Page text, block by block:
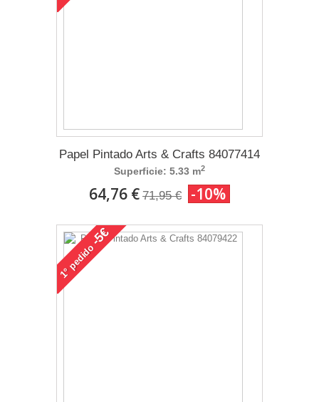
Papel Pintado Arts & Crafts 84077414
Superficie: 5.33 m2
64,76 € 71,95 € -10%
1°
pedido
-5€